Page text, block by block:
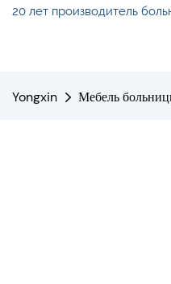
20 лет производитель
Yongxin Мебель